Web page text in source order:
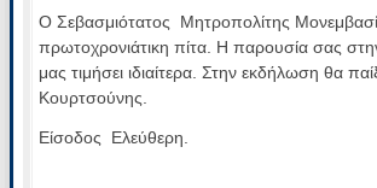
O Σεβασμιότατος Μητροπολίτης
πρωτοχρονιάτικη πίτα. Η παρουσία σας
μας τιμήσει ιδιαίτερα. Στην εκδήλωση θα
Κουρτσούνης.
Είσοδος Ελεύθερη.